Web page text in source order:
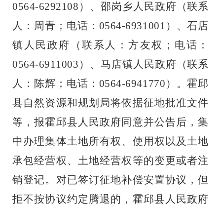
0564-6292108 ）、邵岗乡人民政府（联系
人：周青；电话： 0564-6931001 ）、石店
镇人民政府（联系人：方友权；电话：
0564-6911003 ）、马店镇人民政府（联系
人：陈辉；电话： 0564-6941770 ）
。霍邱
县自然资源和规划局将依据征地批准文件
等，报霍邱县人民政府同意并公告后，集
中办理集体土地所有权、使用权以及土地
承包经营权、土地经营权等的变更或者注
销登记。对已签订征地补偿安置协议，但
拒不按协议约定腾退的，霍邱县人民政府